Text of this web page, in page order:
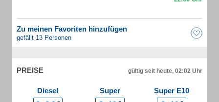
Zu meinen Favoriten hinzufügen
gefällt 13 Personen
PREISE gültig seit heute, 02:02 Uhr
Diesel Super Super E10